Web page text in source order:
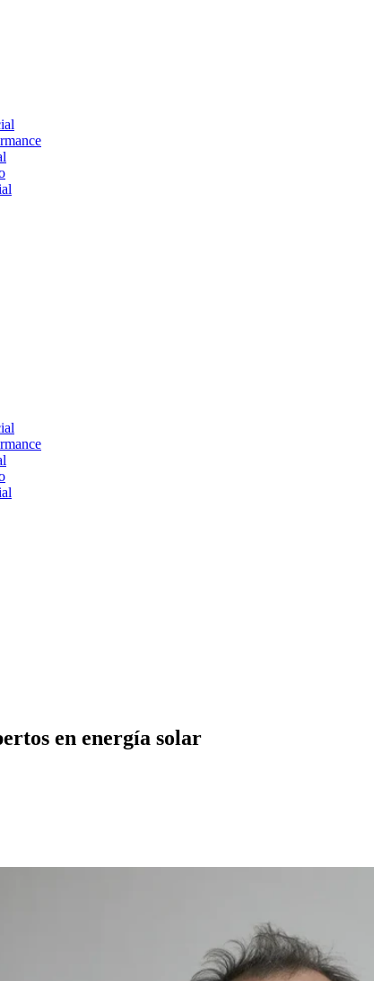
en energía solar